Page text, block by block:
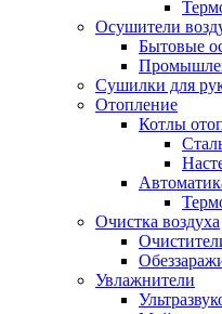
Осушители
Бытовые
Сушилки для
Отопление
Котлы
Очистка воздуха
Увлажнители